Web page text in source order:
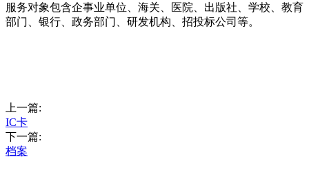
服务对象包含企事业单位、海关、医院、出版社、学校、教育
部门、银行、政务部门、研发机构、招投标公司等。
上一篇:
IC卡
下一篇:
档案